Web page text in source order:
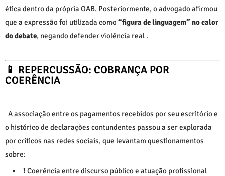
ética dentro da própria OAB. Posteriormente, o advogado afirmou
que a expressão foi utilizada como“figura de linguagem” no calor
do debate, negando defender violência real .
📱 REPERCUSSÃO: COBRANÇA POR
COERÊNCIA
A associação entre os pagamentos recebidos por seu escritório e
o histórico de declarações contundentes passou a ser explorada
por críticos nas redes sociais, que levantam questionamentos
sobre:
❗ Coerência entre discurso público e atuação profissional